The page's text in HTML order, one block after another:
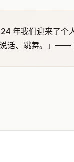
年我们迎来了
话、跳舞。」——